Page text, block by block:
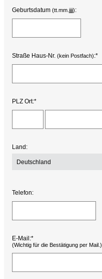
Geburtsdatum (tt.mm.jjjj):
Straße Haus-Nr. (kein Postfach):*
PLZ Ort:*
Land:
Deutschland
Telefon:
E-Mail:*
(Wichtig für die Bestätigung per Mail.)